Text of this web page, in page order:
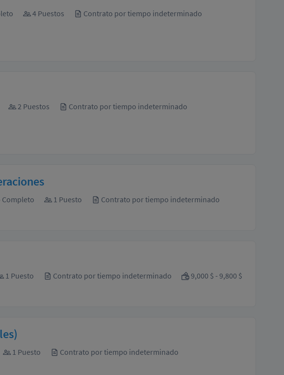
4 Puestos
Contrato por tiempo indeterminado
2 Puestos
Contrato por tiempo indeterminado
1 Puesto Contrato por tiempo indeterminado
1 Puesto Contrato por tiempo indeterminado 9,000 $ - 9,800 $
1 Puesto
Contrato por tiempo indeterminado